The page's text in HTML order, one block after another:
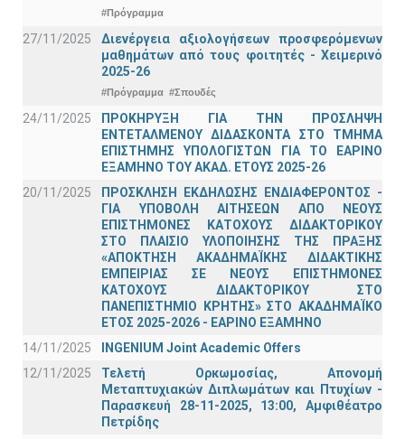
#Πρόγραμμα
27/11/2025
Διενέργεια αξιολογήσεων προσφερόμενων
μαθημάτων από τους φοιτητές - Χειμερινό
2025-26
#Πρόγραμμα #Σπουδές
24/11/2025
ΠΡΟΚΗΡΥΞΗ ΓΙΑ ΤΗΝ ΠΡΟΣΛΗΨΗ
ΕΝΤΕΤΑΛΜΕΝΟΥ ΔΙΔΑΣΚΟΝΤΑ ΣΤΟ ΤΜΗΜΑ
ΕΠΙΣΤΗΜΗΣ ΥΠΟΛΟΓΙΣΤΩΝ ΓΙΑ ΤΟ ΕΑΡΙΝΟ
ΕΞΑΜΗΝΟ ΤΟΥ ΑΚΑΔ. ΕΤΟΥΣ 2025-26
20/11/2025
ΠΡΟΣΚΛΗΣΗ ΕΚΔΗΛΩΣΗΣ ΕΝΔΙΑΦΕΡΟΝΤΟΣ -
ΓΙΑ ΥΠΟΒΟΛΗ ΑΙΤΗΣΕΩΝ ΑΠΟ ΝΕΟΥΣ
ΕΠΙΣΤΗΜΟΝΕΣ ΚΑΤΟΧΟΥΣ ΔΙΔΑΚΤΟΡΙΚΟΥ
ΣΤΟ ΠΛΑΙΣΙΟ ΥΛΟΠΟΙΗΣΗΣ ΤΗΣ ΠΡΑΞΗΣ
«ΑΠΟΚΤΗΣΗ ΑΚΑΔΗΜΑΪΚΗΣ ΔΙΔΑΚΤΙΚΗΣ
ΕΜΠΕΙΡΙΑΣ ΣΕ ΝΕΟΥΣ ΕΠΙΣΤΗΜΟΝΕΣ
ΚΑΤΟΧΟΥΣ ΔΙΔΑΚΤΟΡΙΚΟΥ ΣΤΟ
ΠΑΝΕΠΙΣΤΗΜΙΟ ΚΡΗΤΗΣ» ΣΤΟ ΑΚΑΔΗΜΑΪΚΟ
ΕΤΟΣ 2025-2026 - ΕΑΡΙΝΟ ΕΞΑΜΗΝΟ
14/11/2025
INGENIUM Joint Academic Offers
12/11/2025
Τελετή Ορκωμοσίας, Απονομή
Μεταπτυχιακών Διπλωμάτων και Πτυχίων -
Παρασκευή 28-11-2025, 13:00, Αμφιθέατρο
Πετρίδης